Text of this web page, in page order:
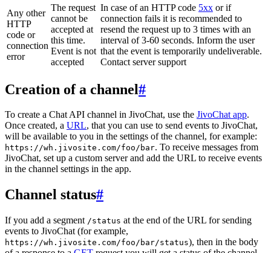
Any other
HTTP
code or
connection
error
The request
cannot be
accepted at
this time.
Event is not
accepted
In case of an HTTP code 5xx or if
connection fails it is recommended to
resend the request up to 3 times with an
interval of 3-60 seconds. Inform the user
that the event is temporarily undeliverable.
Contact server support
Creation of a channel#
To create a Chat API channel in JivoChat, use the JivoChat app.
Once created, a URL, that you can use to send events to JivoChat,
will be available to you in the settings of the channel, for example:
https://wh.jivosite.com/foo/bar. To receive messages from
JivoChat, set up a custom server and add the URL to receive events
in the channel settings in the app.
Channel status#
If you add a segment /status at the end of the URL for sending
events to JivoChat (for example,
https://wh.jivosite.com/foo/bar/status), then in the body